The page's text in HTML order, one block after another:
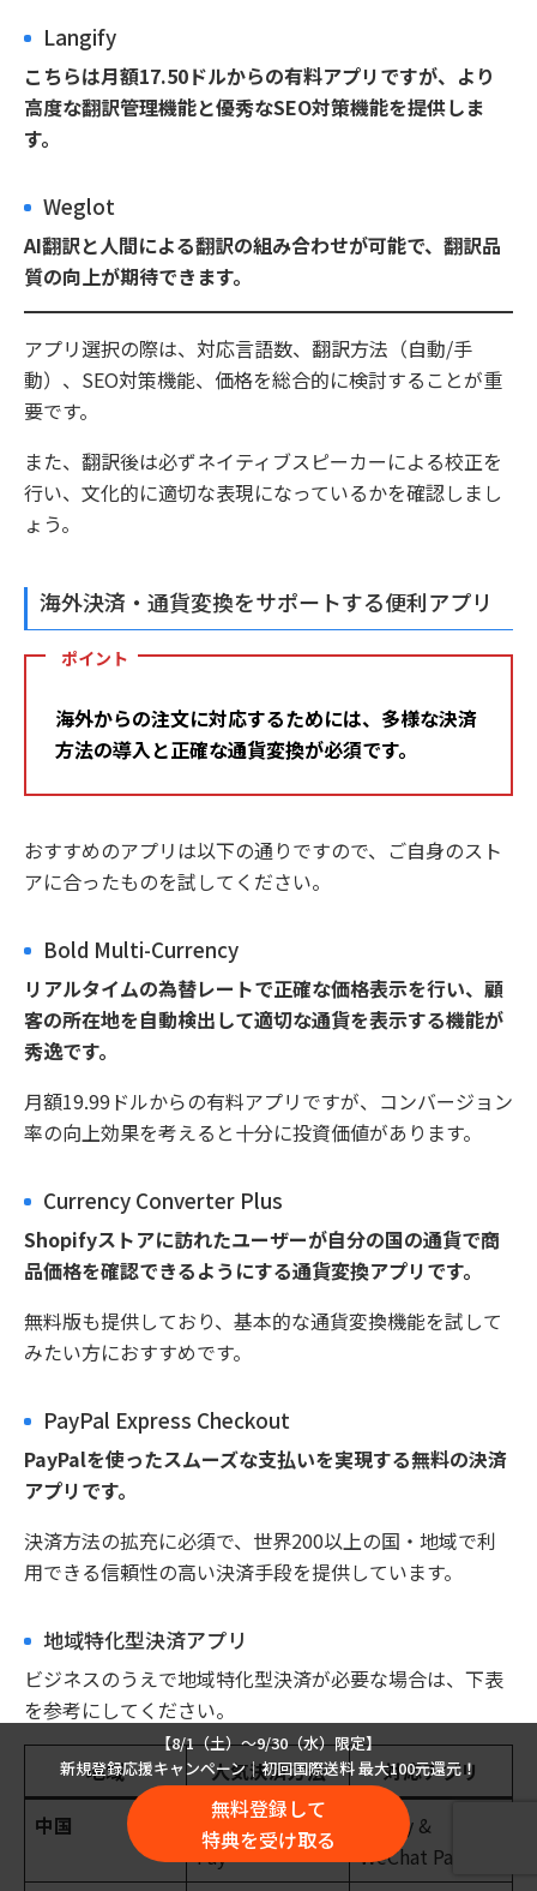
Langify
こちらは月額17.50ドルからの有料アプリですが、より
高度な翻訳管理機能と優秀なSEO対策機能を提供しま
す。
Weglot
AI翻訳と人間による翻訳の組み合わせが可能で、翻訳品
質の向上が期待できます。
アプリ選択の際は、対応言語数、翻訳方法（自動/手
動）、SEO対策機能、価格を総合的に検討することが重
要です。
また、翻訳後は必ずネイティブスピーカーによる校正を
行い、文化的に適切な表現になっているかを確認しまし
ょう。
海外決済・通貨変換をサポートする便利アプリ
ポイント
海外からの注文に対応するためには、多様な決済
方法の導入と正確な通貨変換が必須です。
おすすめのアプリは以下の通りですので、ご自身のスト
アに合ったものを試してください。
Bold Multi-Currency
リアルタイムの為替レートで正確な価格表示を行い、顧
客の所在地を自動検出して適切な通貨を表示する機能が
秀逸です。
月額19.99ドルからの有料アプリですが、コンバージョン
率の向上効果を考えると十分に投資価値があります。
Currency Converter Plus
Shopifyストアに訪れたユーザーが自分の国の通貨で商
品価格を確認できるようにする通貨変換アプリです。
無料版も提供しており、基本的な通貨変換機能を試して
みたい方におすすめです。
PayPal Express Checkout
PayPalを使ったスムーズな支払いを実現する無料の決済
アプリです。
決済方法の拡充に必須で、世界200以上の国・地域で利
用できる信頼性の高い決済手段を提供しています。
地域特化型決済アプリ
ビジネスのうえで地域特化型決済が必要な場合は、下表
を参考にしてください。
地域 人気決済方法
対応アプリ
中国
Alipay, WeChat
Pay
Alipay &
WeChat Pay
【8/1（土）〜9/30（水）限定】
新規登録応援キャンペーン｜初回国際送料 最大100元還元！
無料登録して
特典を受け取る